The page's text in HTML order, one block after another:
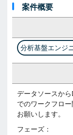
案件概要
分析基盤エンジ
データソースか
でのワークフロ
お願いします。
フェーズ：